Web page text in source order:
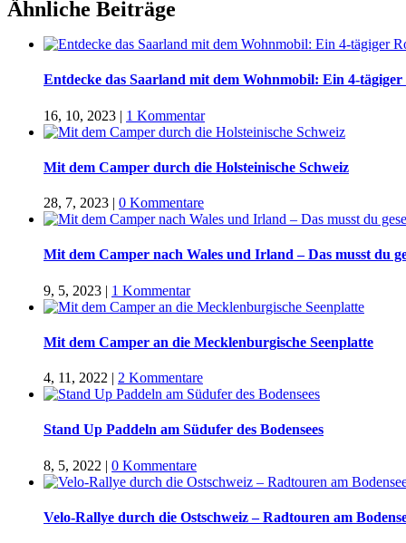
Facebook
Twitter
LinkedIn
Google+
Pinterest
Email
Ähnliche Beiträge
Entdecke das Saarland mit dem Wohnmobil: Ein 4-
16, 10, 2023 | 1 Kommentar
Mit dem Camper durch die Holsteinische Schweiz
28, 7, 2023 | 0 Kommentare
Mit dem Camper nach Wales und Irland – Das musst du
9, 5, 2023 | 1 Kommentar
Mit dem Camper an die Mecklenburgische Seenplatte
4, 11, 2022 | 2 Kommentare
Stand Up Paddeln am Südufer des Bodensees
8, 5, 2022 | 0 Kommentare
Velo-Rallye durch die Ostschweiz – Radtouren am